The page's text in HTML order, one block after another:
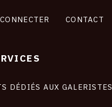
CONTACT
DÉDIÉS AUX GALERISTES